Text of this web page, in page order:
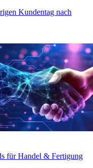
Kundentag nach
für Handel & Fertigung